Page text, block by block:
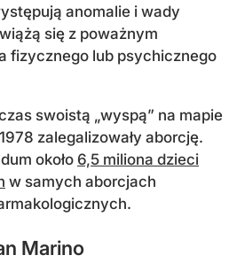
anomalie i wady
się z poważnym
fizycznego lub psychicznego
swoistą „wyspą” na mapie
zalegalizowały aborcję.
około 6,5 miliona dzieci
w samych aborcjach
Marino